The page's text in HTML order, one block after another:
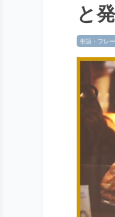
と
単語・フレ